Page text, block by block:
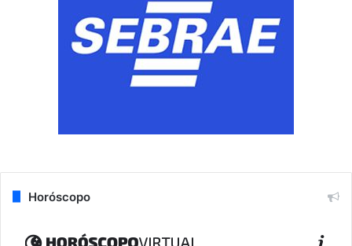
Horóscopo